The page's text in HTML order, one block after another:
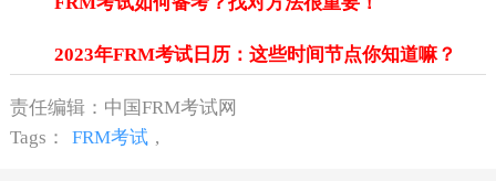
2023年FRM考试日历：这些时间节点你知道嘛？
责任编辑：中国FRM考试网
Tags：
FRM考试 ,